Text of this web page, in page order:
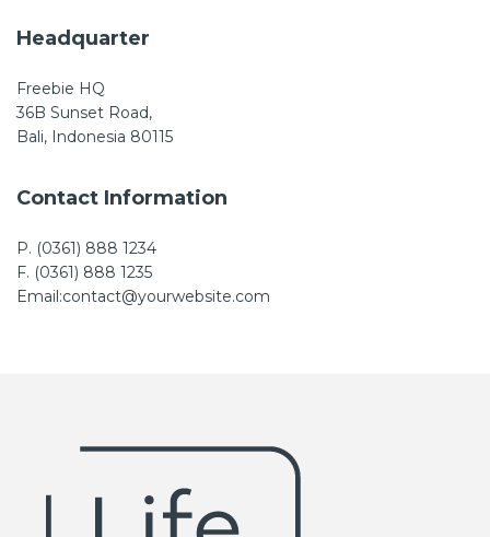
Headquarter
Freebie HQ
36B Sunset Road,
Bali, Indonesia 80115
Contact Information
P. (0361) 888 1234
F. (0361) 888 1235
Email:contact@yourwebsite.com